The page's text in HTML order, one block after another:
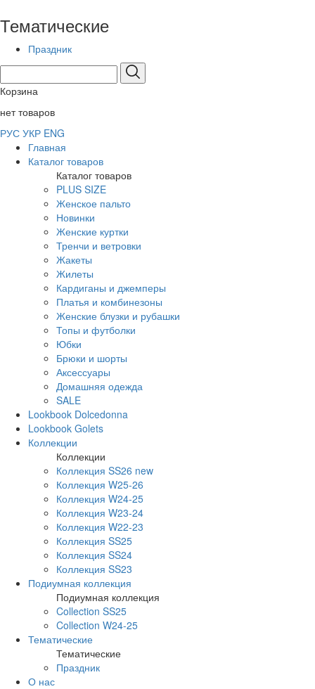
Тематические
Праздник
Корзина
нет товаров
РУС УКР ENG
Главная
Каталог товаров
Каталог товаров
PLUS SIZE
Женское пальто
Новинки
Женские куртки
Тренчи и ветровки
Жакеты
Жилеты
Кардиганы и джемперы
Платья и комбинезоны
Женские блузки и рубашки
Топы и футболки
Юбки
Брюки и шорты
Аксессуары
Домашняя одежда
SALE
Lookbook Dolcedonna
Lookbook Golets
Коллекции
Коллекции
Коллекция SS26 new
Коллекция W25-26
Коллекция W24-25
Коллекция W23-24
Коллекция W22-23
Коллекция SS25
Коллекция SS24
Коллекция SS23
Подиумная коллекция
Подиумная коллекция
Collection SS25
Collection W24-25
Тематические
Тематические
Праздник
О нас